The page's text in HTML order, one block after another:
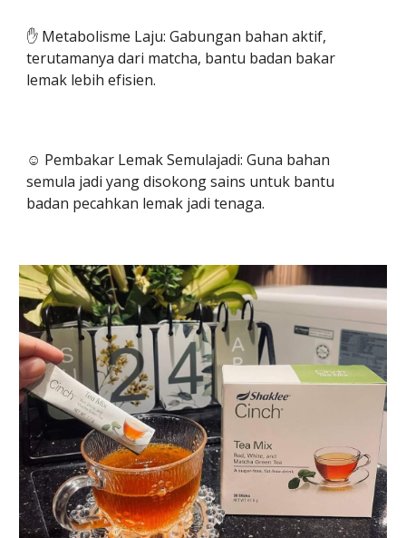
✋️ Metabolisme Laju: Gabungan bahan aktif,
terutamanya dari matcha, bantu badan bakar
lemak lebih efisien.
☺️ Pembakar Lemak Semulajadi: Guna bahan
semula jadi yang disokong sains untuk bantu
badan pecahkan lemak jadi tenaga.